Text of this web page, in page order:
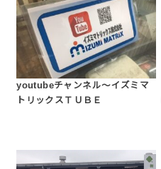
youtubeチャンネル～イズミマ
トリックスＴＵＢＥ